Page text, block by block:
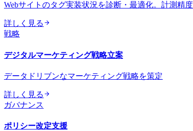
Webサイトのタグ実装状況を診断・最適化。計測精
詳しく見る
戦略
デジタルマーケティング戦略立案
データドリブンなマーケティング戦略を策定
詳しく見る
ガバナンス
ポリシー改定支援